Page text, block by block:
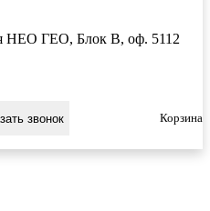
НЕО ГЕО, Блок В, оф. 5112
звонок Корзина